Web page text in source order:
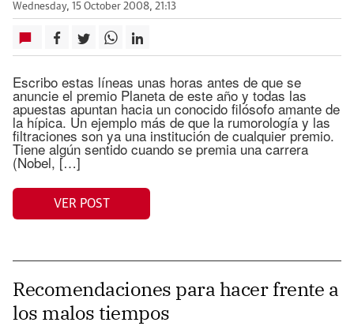
Wednesday, 15 October 2008, 21:13
Escribo estas líneas unas horas antes de que se
anuncie el premio Planeta de este año y todas las
apuestas apuntan hacia un conocido filósofo amante de
la hípica. Un ejemplo más de que la rumorología y las
filtraciones son ya una institución de cualquier premio.
Tiene algún sentido cuando se premia una carrera
(Nobel, […]
VER POST
Recomendaciones para hacer frente a
los malos tiempos